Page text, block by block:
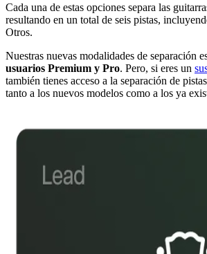
Cada una de estas opciones separa las
resultando en un total de seis pistas,
Otros.
Nuestras nuevas modalidades de separación
usuarios Premium y Pro. Pero, si eres un
también tienes acceso a la separación de
tanto a los nuevos modelos como a los ya